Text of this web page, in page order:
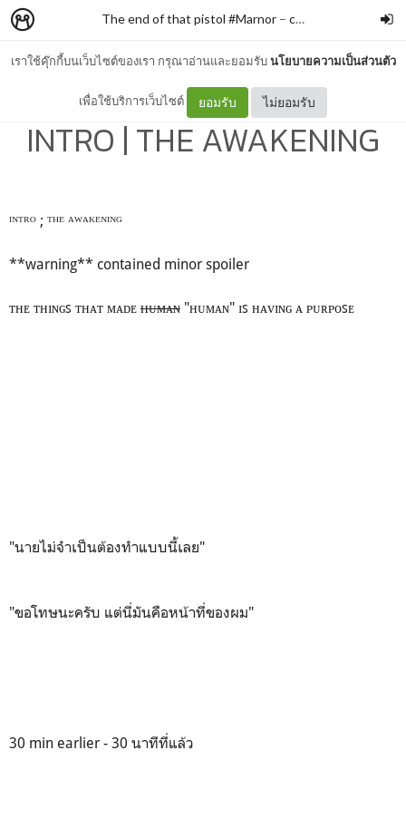
เราใช้คุ๊กกี้บนเว็บไซต์ของเรา กรุณาอ่านและยอมรับนโยบายความเป็นส่วนตัว
เพื่อใช้บริการเว็บไซต์ ยอมรับ ไม่ยอมรับ
The end of that pistol #Marnor – conoisabignerd
โพสต์นี้มีเนื้อหาที่อาจไม่เหมาะสมกับเยาวชน
INTRO | THE AWAKENING
ᴵᴺᵀᴿᴼ ; ᵀᴴᴱ ᴬᵂᴬᴷᴱᴺᴵᴺᴳ
**warning** contained minor spoiler
ᴛʜᴇ ᴛʜɪɴɢꜱ ᴛʜᴀᴛ ᴍᴀᴅᴇ ʜᴜᴍᴀɴ "ʜᴜᴍᴀɴ" ɪꜱ ʜᴀᴠɪɴɢ ᴀ ᴘᴜʀᴘᴏꜱᴇ
"นายไม่จำเป็นต้องทำแบบนี้เลย"
"ขอโทษนะครับ แต่นี่มันคือหน้าที่ของผม"
30 min earlier - 30 นาทีที่แล้ว